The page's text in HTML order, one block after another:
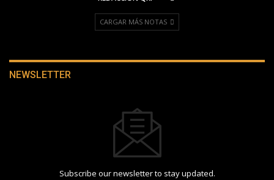
CARGAR MÁS NOTAS
NEWSLETTER
Subscribe our newsletter to stay updated.